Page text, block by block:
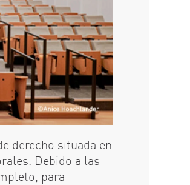
derecho situada en
Debido a las
para